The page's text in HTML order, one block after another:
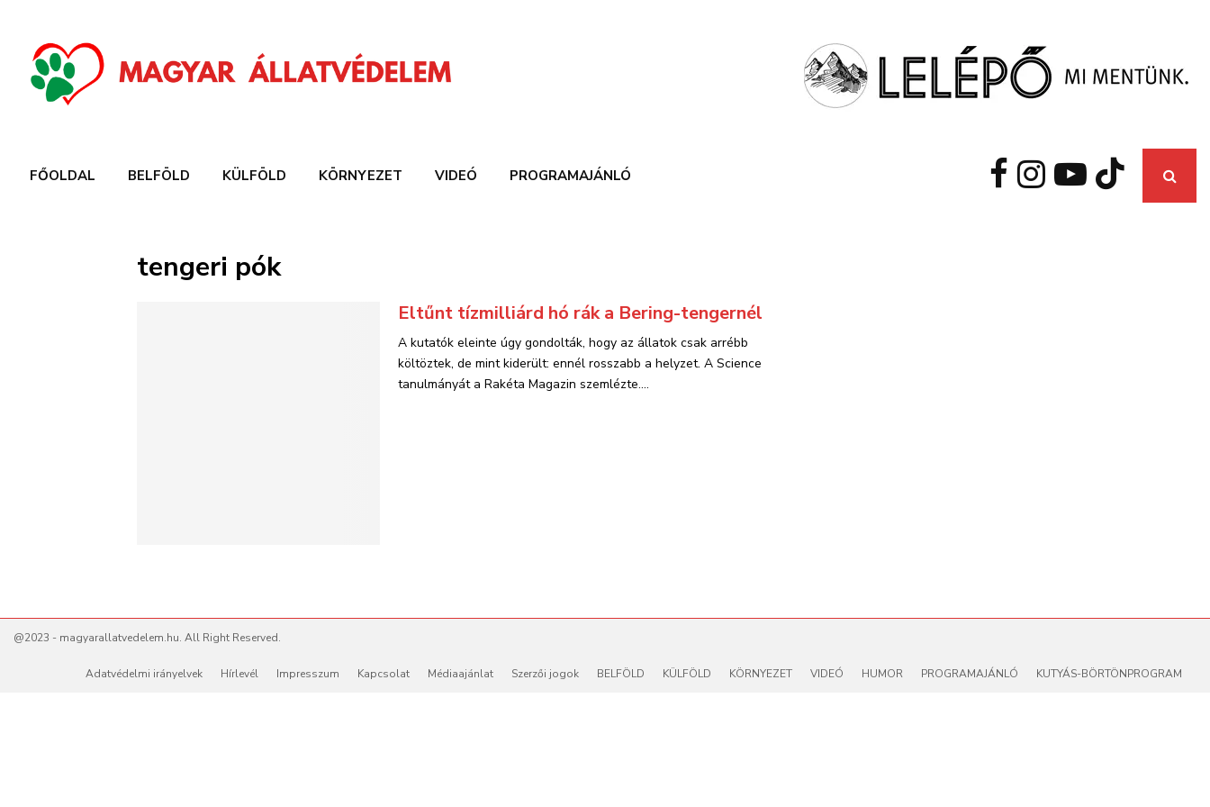
FŐOLDAL BELFÖLD KÜLFÖLD KÖRNYEZET VIDEÓ PROGRAMAJÁNLÓ
tengeri pók
Eltűnt tízmilliárd hó rák a Bering-tengernél
A kutatók eleinte úgy gondolták, hogy az állatok csak arrébb
költöztek, de mint kiderült: ennél rosszabb a helyzet. A Science
tanulmányát a Rakéta Magazin szemlézte....
@2023 - magyarallatvedelem.hu. All Right Reserved.
Adatvédelmi irányelvek Hírlevél Impresszum Kapcsolat Médiaajánlat Szerzői jogok BELFÖLD KÜLFÖLD KÖRNYEZET VIDEÓ HUMOR PROGRAMAJÁNLÓ KUTYÁS-BÖRTÖNPROGRAM